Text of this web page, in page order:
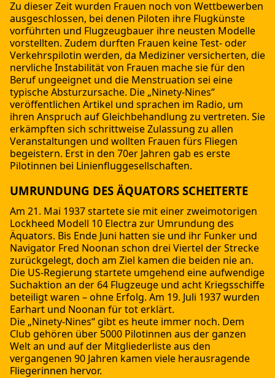
Zu dieser Zeit wurden Frauen noch von Wettbewerben
ausgeschlossen, bei denen Piloten ihre Flugkünste
vorführten und Flugzeugbauer ihre neusten Modelle
vorstellten. Zudem durften Frauen keine Test- oder
Verkehrspilotin werden, da Mediziner versicherten, die
nervliche Instabilität von Frauen mache sie für den
Beruf ungeeignet und die Menstruation sei eine
typische Absturzursache. Die „Ninety-Nines“
veröffentlichen Artikel und sprachen im Radio, um
ihren Anspruch auf Gleichbehandlung zu vertreten. Sie
erkämpften sich schrittweise Zulassung zu allen
Veranstaltungen und wollten Frauen fürs Fliegen
begeistern. Erst in den 70er Jahren gab es erste
Pilotinnen bei Linienfluggesellschaften.
UMRUNDUNG DES ÄQUATORS SCHEITERTE
Am 21. Mai 1937 startete sie mit einer zweimotorigen
Lockheed Modell 10 Electra zur Umrundung des
Äquators. Bis Ende Juni hatten sie und ihr Funker und
Navigator Fred Noonan schon drei Viertel der Strecke
zurückgelegt, doch am Ziel kamen die beiden nie an.
Die US-Regierung startete umgehend eine aufwendige
Suchaktion an der 64 Flugzeuge und acht Kriegsschiffe
beteiligt waren – ohne Erfolg. Am 19. Juli 1937 wurden
Earhart und Noonan für tot erklärt.
Die „Ninety-Nines“ gibt es heute immer noch. Dem
Club gehören über 5000 Pilotinnen aus der ganzen
Welt an und auf der Mitgliederliste aus den
vergangenen 90 Jahren kamen viele herausragende
Fliegerinnen hervor.